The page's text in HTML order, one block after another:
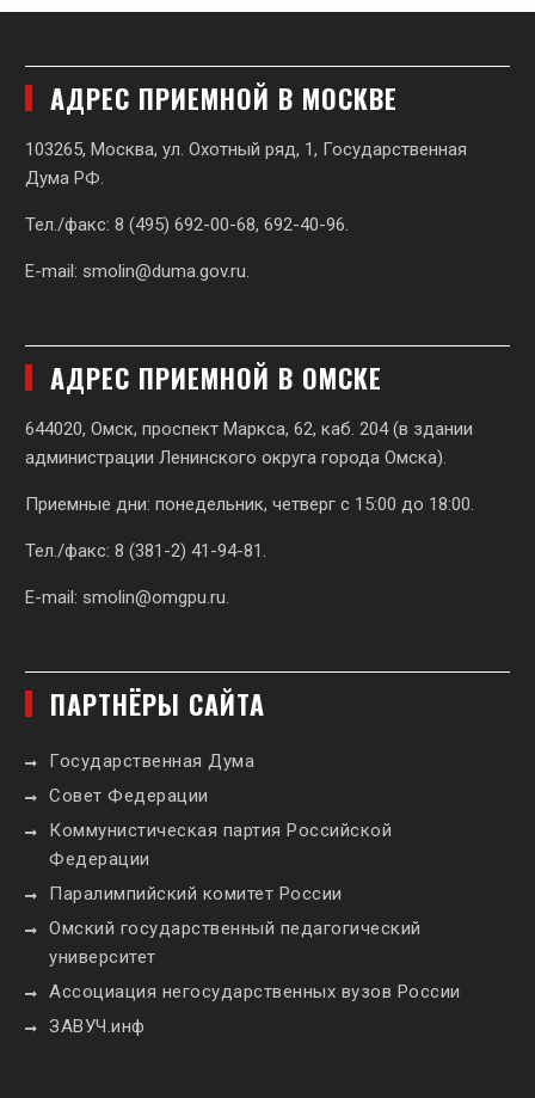
АДРЕС ПРИЕМНОЙ В МОСКВЕ
103265, Москва, ул. Охотный ряд, 1, Государственная
Дума РФ.
Тел./факс: 8 (495) 692-00-68, 692-40-96.
E-mail: smolin@duma.gov.ru.
АДРЕС ПРИЕМНОЙ В ОМСКЕ
644020, Омск, проспект Маркса, 62, каб. 204 (в здании
администрации Ленинского округа города Омска).
Приемные дни: понедельник, четверг с 15:00 до 18:00.
Тел./факс: 8 (381-2) 41-94-81.
E-mail: smolin@omgpu.ru.
ПАРТНЁРЫ САЙТА
Государственная Дума
Совет Федерации
Коммунистическая партия Российской
Федерации
Паралимпийский комитет России
Омский государственный педагогический
университет
Ассоциация негосударственных вузов России
ЗАВУЧ.инф